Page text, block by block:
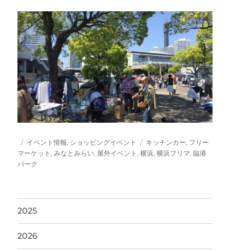
投
稿
日:
カ
テ
ゴ
イベント情報, ショッピングイベント
タ
グ
キッチンカー, フリー
マーケット ,みなとみらい, 屋外イベント ,横浜,横浜フリマ,臨港
パーク
2025
2026